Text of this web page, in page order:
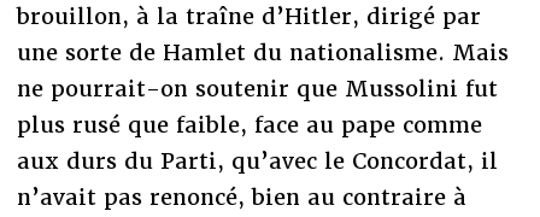
brouillon, à la traîne d’Hitler, dirigé par
une sorte de Hamlet du nationalisme. Mais
ne pourrait-on soutenir que Mussolini fut
plus rusé que faible, face au pape comme
aux durs du Parti, qu’avec le Concordat, il
n’avait pas renoncé, bien au contraire à